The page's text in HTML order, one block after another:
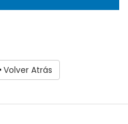
Volver Atrás